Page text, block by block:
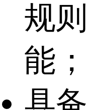
规
能；